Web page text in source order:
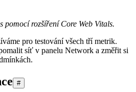
pomocí rozšíření Core Web Vitals.
pro testování všech tří metrik.
síť v panelu Network a změřit si
#